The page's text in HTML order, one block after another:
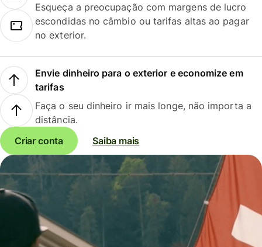
Esqueça a preocupação com margens de lucro
escondidas no câmbio ou tarifas altas ao pagar
no exterior.
Envie dinheiro para o exterior e economize em
tarifas
Faça o seu dinheiro ir mais longe, não importa a
distância.
Criar conta
Saiba mais